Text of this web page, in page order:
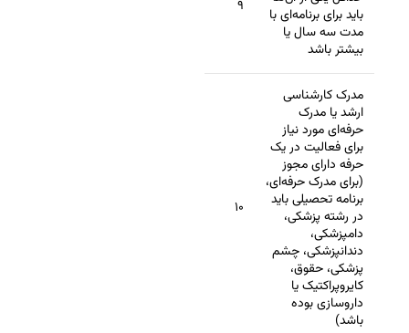
باید برای برنامه‌ای با
مدت سه سال یا
بیشتر باشد
۹
مدرک کارشناسی
ارشد یا مدرک
حرفه‌ای مورد نیاز
برای فعالیت در یک
حرفه دارای مجوز
(برای مدرک حرفه‌ای،
برنامه تحصیلی باید
در رشته پزشکی،
دامپزشکی،
دندانپزشکی، چشم
پزشکی، حقوق،
کایروپراکتیک یا
داروسازی بوده
باشد)
۱۰